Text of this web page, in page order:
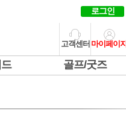
로그인
고객센터 마이페이지
골프/굿즈